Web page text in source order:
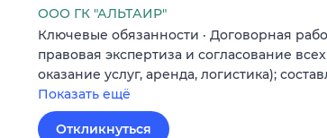
ООО ГК "АЛЬТАИР"
Ключевые обязанности · Договорная
правовая экспертиза и согласование
оказание услуг, аренда, логистика);
Показать ещё
Откликнуться